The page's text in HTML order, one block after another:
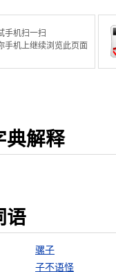
手机扫一扫
手机上继续浏览此页面
典解释
语
骡子
子不语怪